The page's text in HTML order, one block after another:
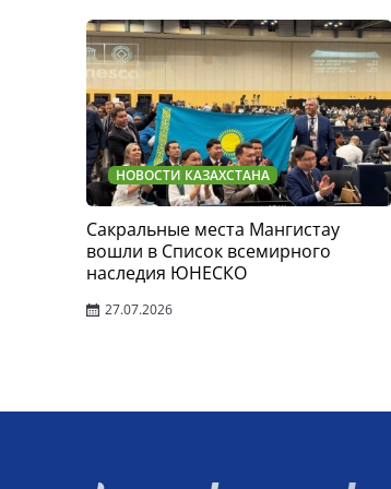
НОВОСТИ КАЗАХСТАНА
Сакральные места Мангистау
вошли в Список всемирного
наследия ЮНЕСКО
27.07.2026